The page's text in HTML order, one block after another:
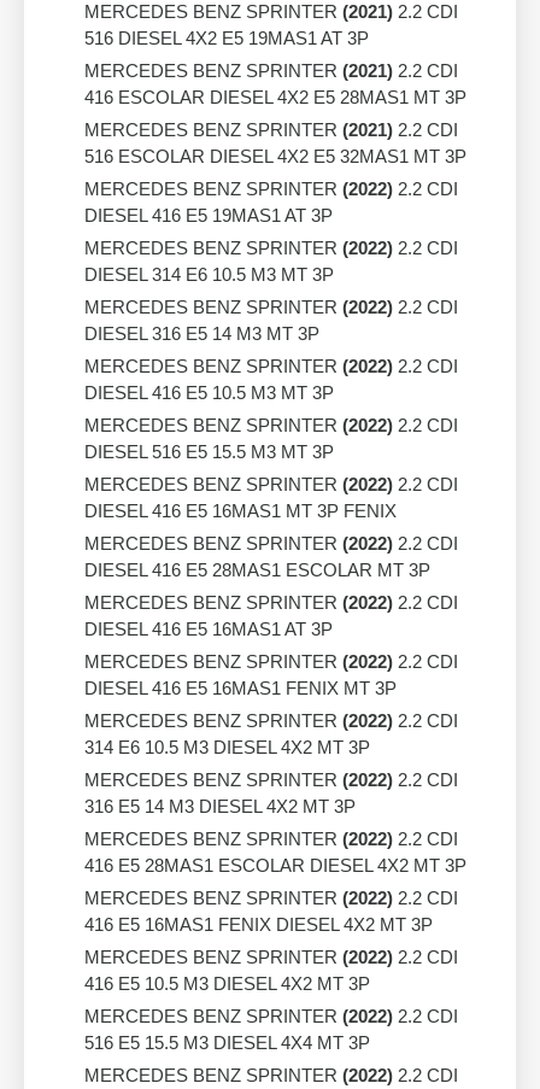
MERCEDES BENZ SPRINTER (2021) 2.2 CDI
516 DIESEL 4X2 E5 19MAS1 AT 3P
MERCEDES BENZ SPRINTER (2021) 2.2 CDI
416 ESCOLAR DIESEL 4X2 E5 28MAS1 MT 3P
MERCEDES BENZ SPRINTER (2021) 2.2 CDI
516 ESCOLAR DIESEL 4X2 E5 32MAS1 MT 3P
MERCEDES BENZ SPRINTER (2022) 2.2 CDI
DIESEL 416 E5 19MAS1 AT 3P
MERCEDES BENZ SPRINTER (2022) 2.2 CDI
DIESEL 314 E6 10.5 M3 MT 3P
MERCEDES BENZ SPRINTER (2022) 2.2 CDI
DIESEL 316 E5 14 M3 MT 3P
MERCEDES BENZ SPRINTER (2022) 2.2 CDI
DIESEL 416 E5 10.5 M3 MT 3P
MERCEDES BENZ SPRINTER (2022) 2.2 CDI
DIESEL 516 E5 15.5 M3 MT 3P
MERCEDES BENZ SPRINTER (2022) 2.2 CDI
DIESEL 416 E5 16MAS1 MT 3P FENIX
MERCEDES BENZ SPRINTER (2022) 2.2 CDI
DIESEL 416 E5 28MAS1 ESCOLAR MT 3P
MERCEDES BENZ SPRINTER (2022) 2.2 CDI
DIESEL 416 E5 16MAS1 AT 3P
MERCEDES BENZ SPRINTER (2022) 2.2 CDI
DIESEL 416 E5 16MAS1 FENIX MT 3P
MERCEDES BENZ SPRINTER (2022) 2.2 CDI
314 E6 10.5 M3 DIESEL 4X2 MT 3P
MERCEDES BENZ SPRINTER (2022) 2.2 CDI
316 E5 14 M3 DIESEL 4X2 MT 3P
MERCEDES BENZ SPRINTER (2022) 2.2 CDI
416 E5 28MAS1 ESCOLAR DIESEL 4X2 MT 3P
MERCEDES BENZ SPRINTER (2022) 2.2 CDI
416 E5 16MAS1 FENIX DIESEL 4X2 MT 3P
MERCEDES BENZ SPRINTER (2022) 2.2 CDI
416 E5 10.5 M3 DIESEL 4X2 MT 3P
MERCEDES BENZ SPRINTER (2022) 2.2 CDI
516 E5 15.5 M3 DIESEL 4X4 MT 3P
MERCEDES BENZ SPRINTER (2022) 2.2 CDI